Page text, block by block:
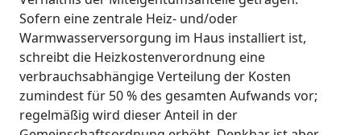
Sofern eine zentrale Heiz- und/oder
Warmwasserversorgung im Haus installiert ist,
schreibt die Heizkostenverordnung eine
verbrauchsabhängige Verteilung der Kosten
zumindest für 50 % des gesamten Aufwands vor;
regelmäßig wird dieser Anteil in der